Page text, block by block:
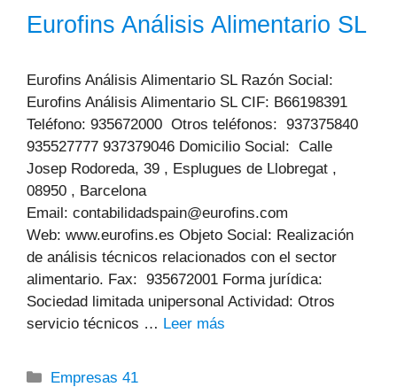
Eurofins Análisis Alimentario SL
Eurofins Análisis Alimentario SL Razón Social:
Eurofins Análisis Alimentario SL CIF: B66198391
Teléfono: 935672000 Otros teléfonos: 937375840
935527777 937379046 Domicilio Social: Calle
Josep Rodoreda, 39 , Esplugues de Llobregat ,
08950 , Barcelona
Email: contabilidadspain@eurofins.com
Web: www.eurofins.es Objeto Social: Realización
de análisis técnicos relacionados con el sector
alimentario. Fax: 935672001 Forma jurídica:
Sociedad limitada unipersonal Actividad: Otros
servicio técnicos … Leer más
Categorías
Empresas 41